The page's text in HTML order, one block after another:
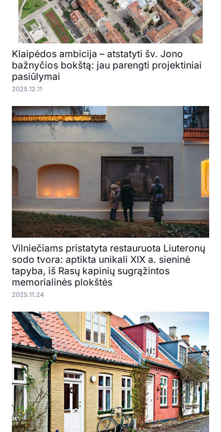
Klaipėdos ambicija – atstatyti šv. Jono
bažnyčios bokštą: jau parengti projektiniai
pasiūlymai
2025.12.11
Vilniečiams pristatyta restauruota Liuteronų
sodo tvora: aptikta unikali XIX a. sieninė
tapyba, iš Rasų kapinių sugrąžintos
memorialinės plokštės
2025.11.24